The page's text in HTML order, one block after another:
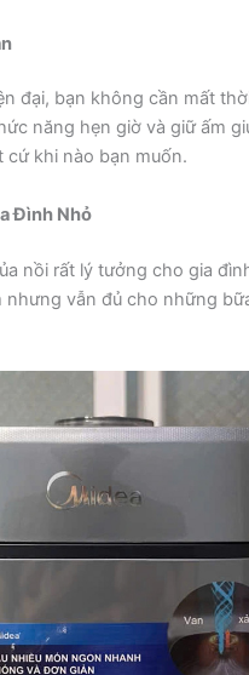
đại, bạn không cần mất
năng hẹn giờ và giữ ấm
cứ khi nào bạn muốn.
Đình Nhỏ
nồi rất lý tưởng cho gia
nhưng vẫn đủ cho những